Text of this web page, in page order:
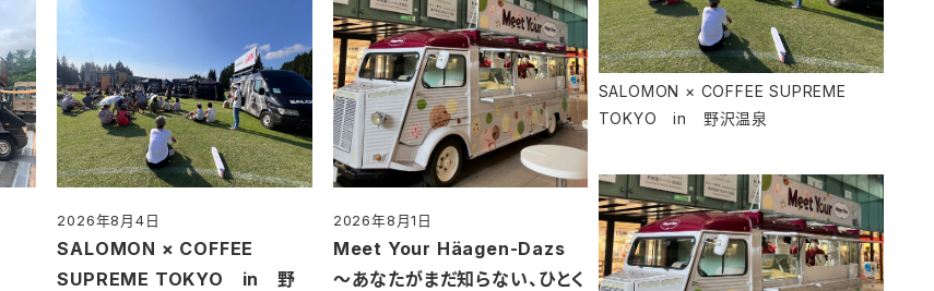
SALOMON × COFFEE
SUPREME TOKYO in 野
2026年8月4日
Meet Your Häagen-Dazs
～あなたがまだ知らない、ひとく
2026年8月1日
SALOMON × COFFEE SUPREME
TOKYO in 野沢温泉